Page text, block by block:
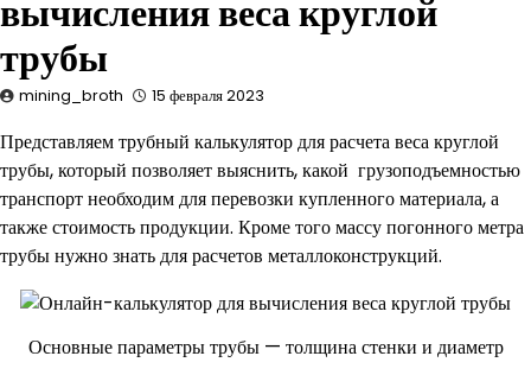
вычисления веса круглой
трубы
mining_broth 15 февраля 2023
Представляем трубный калькулятор для расчета веса круглой
трубы, который позволяет выяснить, какой грузоподъемностью
транспорт необходим для перевозки купленного материала, а
также стоимость продукции. Кроме того массу погонного метра
трубы нужно знать для расчетов металлоконструкций.
Основные параметры трубы — толщина стенки и диаметр